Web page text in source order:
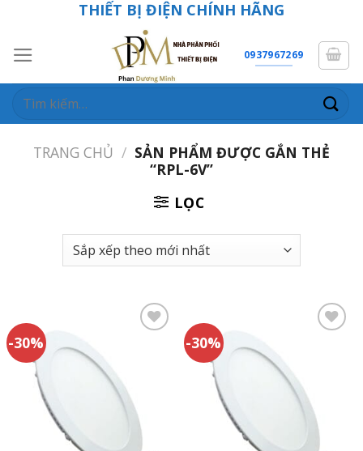
content
THIẾT BỊ ĐIỆN CHÍNH HÃNG
0937967269
Tìm
TRANG CHỦ / SẢN PHẨM ĐƯỢC GẮN THẺ
“RPL-6V”
LỌC
-30% -30%